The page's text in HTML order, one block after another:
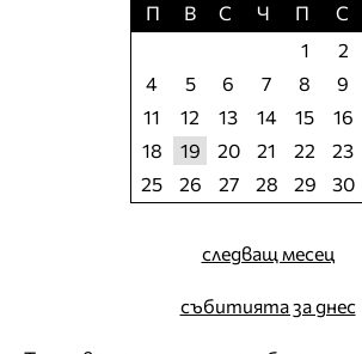
П
В С Ч П С
1
2
4
5 6 7 8 9
11
12 13 14 15 16
18
19 20 21 22 23
25
26 27 28 29 30
следващ месец
събитията за днес